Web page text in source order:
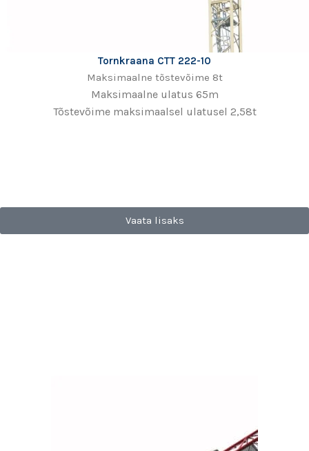
Tornkraana CTT 222-10
Maksimaalne tõstevõime 8t
Maksimaalne ulatus 65m
Tõstevõime maksimaalsel ulatusel 2,58t
Vaata lisaks